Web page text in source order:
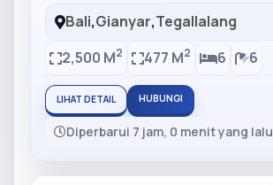
Bali,Gianyar,Tegallalang
2,500 M2 477 M2 6 6
LIHAT DETAIL HUBUNGI
Diperbarui 7 jam, 0 menit yang lalu